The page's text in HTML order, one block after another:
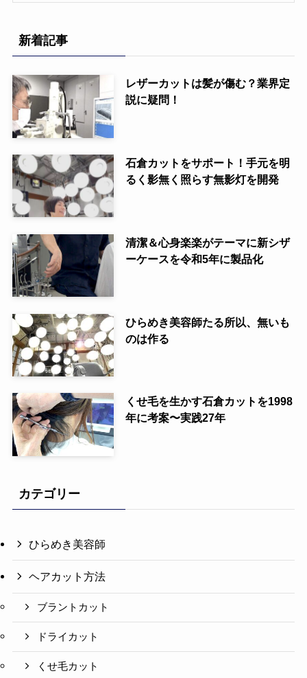
新着記事
レザーカットは髪が傷む？業界定
説に疑問！
石倉カットをサポート！手元を明
るく影無く照らす無影灯を開発
清潔＆心身楽楽がテーマに新シザ
ーケースを令和5年に製品化
ひらめき美容師たる所以、無いも
のは作る
くせ毛を生かす石倉カットを1998
年に考案〜実践27年
カテゴリー
ひらめき美容師
ヘアカット方法
ブラントカット
ドライカット
くせ毛カット